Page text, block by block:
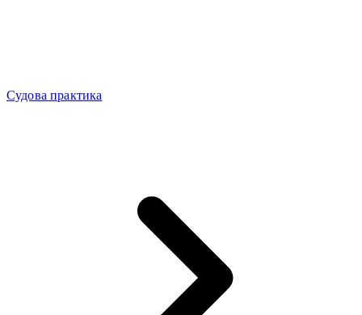
Судова практика